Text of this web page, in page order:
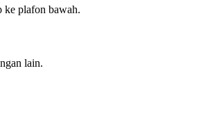
ke plafon bawah.
lain.